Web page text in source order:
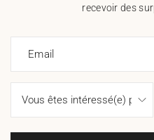
recevoir des
Email